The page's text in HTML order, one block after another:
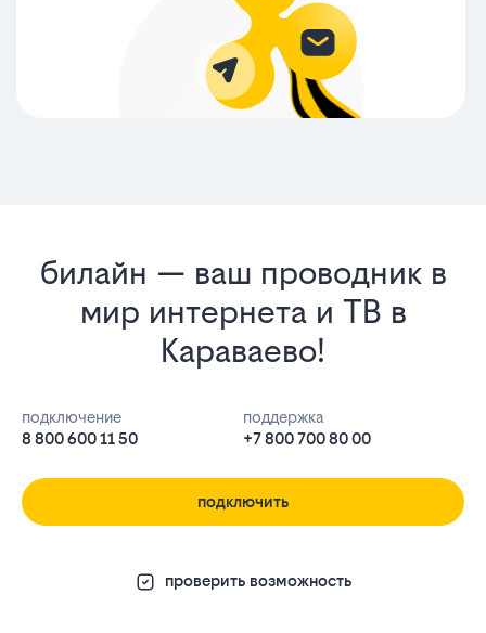
билайн — ваш проводник в
мир интернета и ТВ в
Караваево!
подключение
8 800 600 11 50
поддержка
+7 800 700 80 00
подключить
проверить возможность